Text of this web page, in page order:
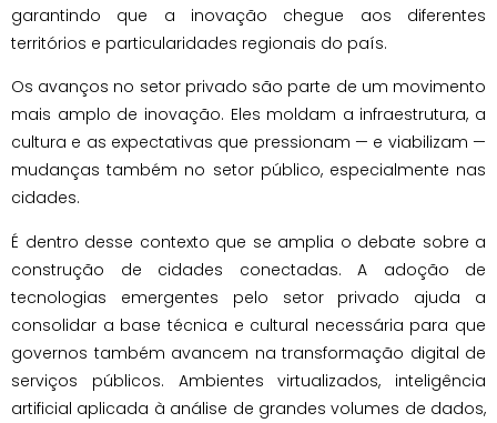
garantindo que a inovação chegue aos diferentes
territórios e particularidades regionais do país.
Os avanços no setor privado são parte de um movimento
mais amplo de inovação. Eles moldam a infraestrutura, a
cultura e as expectativas que pressionam — e viabilizam —
mudanças também no setor público, especialmente nas
cidades.
É dentro desse contexto que se amplia o debate sobre a
construção de cidades conectadas. A adoção de
tecnologias emergentes pelo setor privado ajuda a
consolidar a base técnica e cultural necessária para que
governos também avancem na transformação digital de
serviços públicos. Ambientes virtualizados, inteligência
artificial aplicada à análise de grandes volumes de dados,